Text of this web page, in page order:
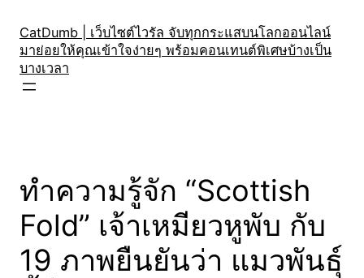
content
CatDumb | เว็บไซต์ไวรัล จับทุกกระแสบนโลกออนไลน์
มาย่อยให้คุณเข้าใจง่ายๆ พร้อมคอนเทนต์พิเศษบ้างเป็น
บางเวลา
ทำความรู้จัก “Scottish
Fold” เจ้าเหมียวหูพับ กับ
19 ภาพยืนยันว่า แมวพันธุ์